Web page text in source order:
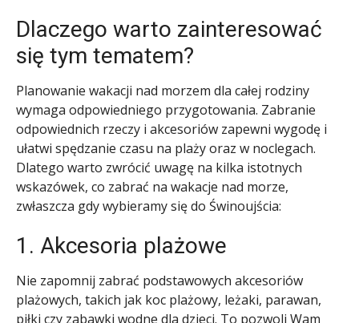
Dlaczego warto zainteresować
się tym tematem?
Planowanie wakacji nad morzem dla całej rodziny
wymaga odpowiedniego przygotowania. Zabranie
odpowiednich rzeczy i akcesoriów zapewni wygodę i
ułatwi spędzanie czasu na plaży oraz w noclegach.
Dlatego warto zwrócić uwagę na kilka istotnych
wskazówek, co zabrać na wakacje nad morze,
zwłaszcza gdy wybieramy się do Świnoujścia:
1. Akcesoria plażowe
Nie zapomnij zabrać podstawowych akcesoriów
plażowych, takich jak koc plażowy, leżaki, parawan,
piłki czy zabawki wodne dla dzieci. To pozwoli Wam